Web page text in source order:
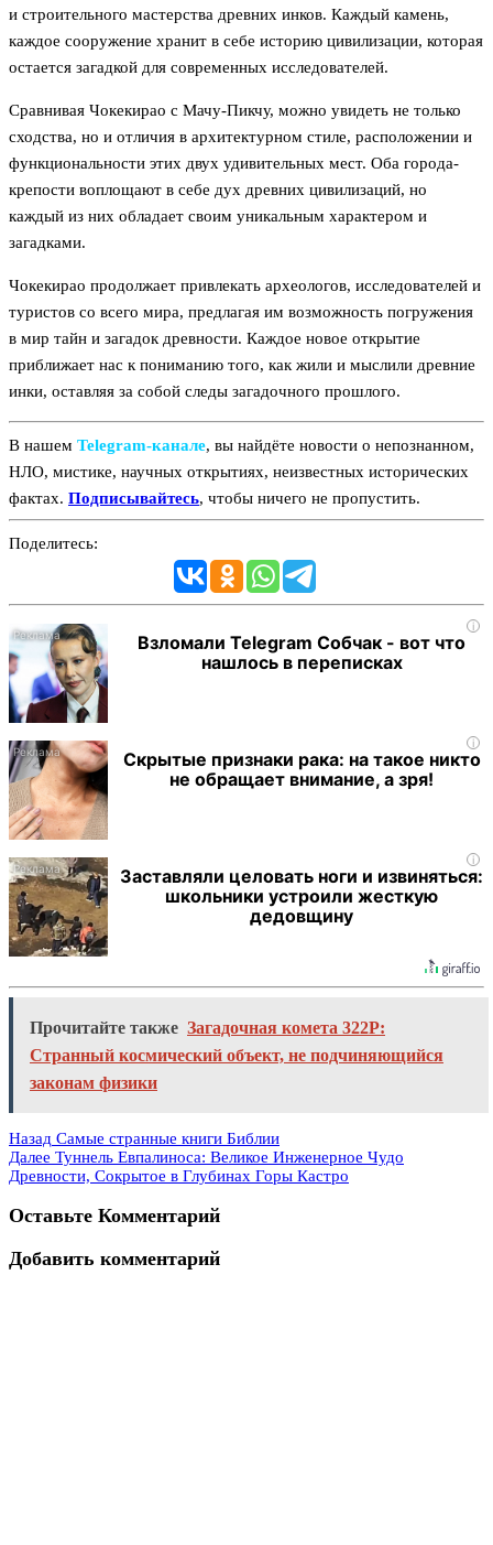
и строительного мастерства древних инков. Каждый камень,
каждое сооружение хранит в себе историю цивилизации, которая
остается загадкой для современных исследователей.
Сравнивая Чокекирао с Мачу-Пикчу, можно увидеть не только
сходства, но и отличия в архитектурном стиле, расположении и
функциональности этих двух удивительных мест. Оба города-
крепости воплощают в себе дух древних цивилизаций, но
каждый из них обладает своим уникальным характером и
загадками.
Чокекирао продолжает привлекать археологов, исследователей и
туристов со всего мира, предлагая им возможность погружения
в мир тайн и загадок древности. Каждое новое открытие
приближает нас к пониманию того, как жили и мыслили древние
инки, оставляя за собой следы загадочного прошлого.
В нашем Telegram‑канале, вы найдёте новости о непознанном,
НЛО, мистике, научных открытиях, неизвестных исторических
фактах. Подписывайтесь, чтобы ничего не пропустить.
Поделитесь:
i
Взломали Telegram Собчак - вот что
нашлось в переписках
i
Скрытые признаки рака: на такое никто
не обращает внимание, а зря!
i
Заставляли целовать ноги и извиняться:
школьники устроили жесткую
дедовщину
Прочитайте также Загадочная комета 322P:
Странный космический объект, не подчиняющийся
законам физики
Назад Самые странные книги Библии
Далее Туннель Евпалиноса: Великое Инженерное Чудо
Древности, Сокрытое в Глубинах Горы Кастро
Оставьте Комментарий
Добавить комментарий